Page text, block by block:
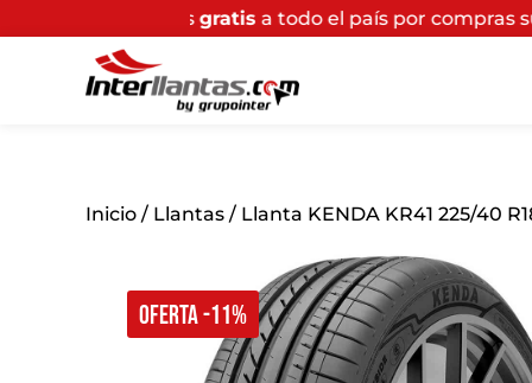
a todo el país por compras superiores a
OFERTA -11%
Inicio / Llantas / Llanta KENDA KR41 225/40